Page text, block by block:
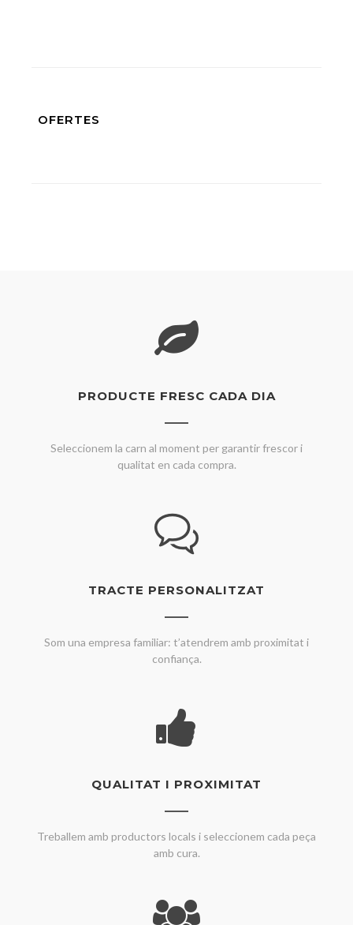
OFERTES
PRODUCTE FRESC CADA DIA
Seleccionem la carn al moment per garantir frescor i
qualitat en cada compra.
TRACTE PERSONALITZAT
Som una empresa familiar: t’atendrem amb proximitat i
confiança.
QUALITAT I PROXIMITAT
Treballem amb productors locals i seleccionem cada peça
amb cura.